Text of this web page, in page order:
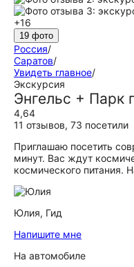
+16
19 фото
Россия/
Саратов/
Увидеть главное/
Экскурсия
Энгельс + Парк
4,64
11 отзывов, 73 посетили
Приглашаю посетить
минут. Вас ждут
космического питания.
Юлия, Гид
Напишите мне
На автомобиле